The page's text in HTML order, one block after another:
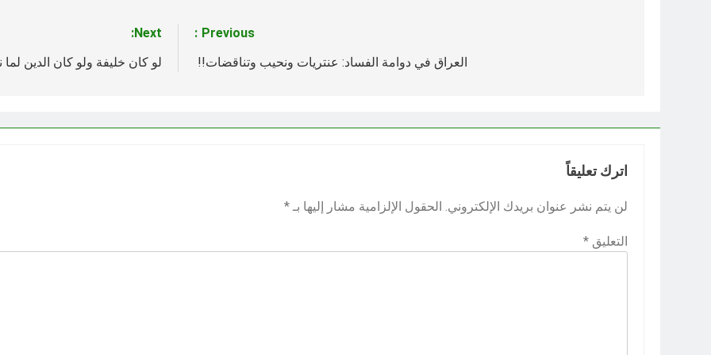
Previous:
العراق في دوامة الفساد: عنتريات ونحيب وتناقضات!!
Next:
لو كان خليفة ولو كان الدين
اترك تعليقاً
لن يتم نشر عنوان بريدك الإلكتروني. الحقول الإلزامية مشار إليها بـ *
التعليق *